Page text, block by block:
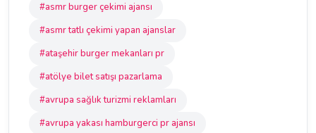
#asmr burger çekimi ajansı
#asmr tatlı çekimi yapan ajanslar
#ataşehir burger mekanları pr
#atölye bilet satışı pazarlama
#avrupa sağlık turizmi reklamları
#avrupa yakası hamburgerci pr ajansı